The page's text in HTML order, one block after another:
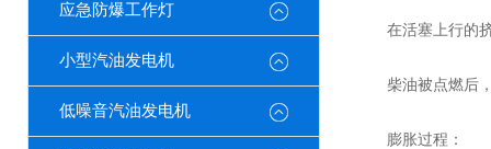
应急防爆工作灯
小型汽油发电机
低噪音汽油发电机
在活塞上行的挤
柴油被点燃后，
膨胀过程：